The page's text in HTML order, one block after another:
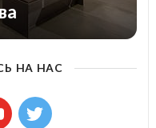
НА НАС